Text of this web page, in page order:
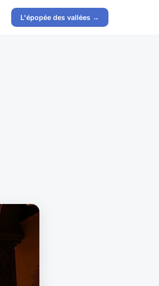
L'épopée des vallées →